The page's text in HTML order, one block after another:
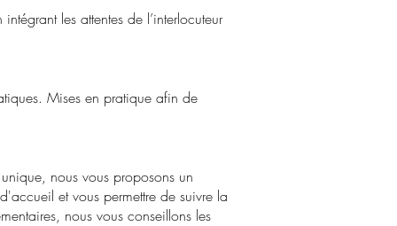
les attentes de l’interlocuteur
Mises en pratique afin de
nous vous proposons un
et vous permettre de suivre la
nous vous conseillons les